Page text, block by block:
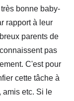
bonne baby-
rapport à leur
parents de
pas
C'est pour
cette tâche à
amis etc. Si le